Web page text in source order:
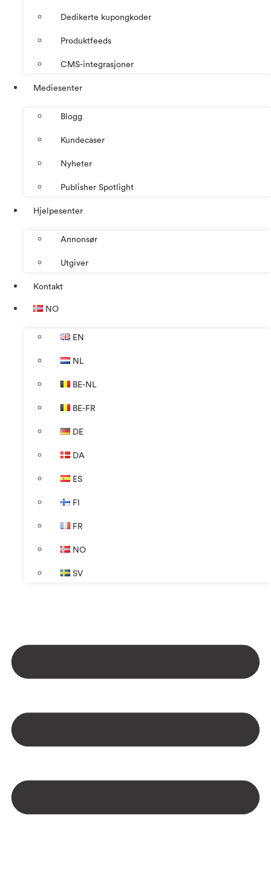
Dedikerte kupongkoder
Produktfeeds
CMS-integrasjoner
Mediesenter
Blogg
Kundecaser
Nyheter
Publisher Spotlight
Hjelpesenter
Annonsør
Utgiver
Kontakt
NO
EN
NL
BE-NL
BE-FR
DE
DA
ES
FI
FR
NO
SV